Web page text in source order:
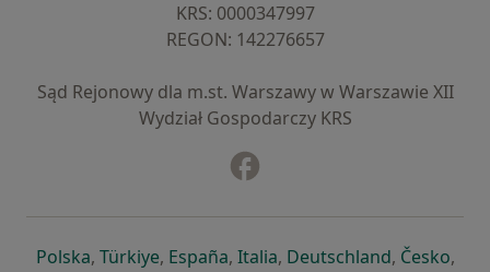
KRS: ⁠0000347997
REGON: ⁠142276657
Sąd Rejonowy dla m.st. Warszawy w Warszawie XII
Wydział Gospodarczy KRS
Polskaotwiera się w nowej karcie
, Türkiyeotwiera się w nowej karcie
, Españaotwiera się w nowej karcie
, Italiaotwiera się w nowej
, Deutschlandotwiera się
, Česko,